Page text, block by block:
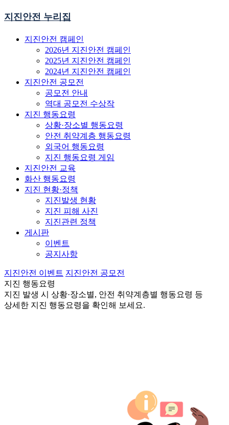
지진안전 누리집
지진안전 캠페인
2026년 지진안전 캠페인
2025년 지진안전 캠페인
2024년 지진안전 캠페인
지진안전 공모전
공모전 안내
역대 공모전 수상작
지진 행동요령
상황·장소별 행동요령
안전 취약계층 행동요령
외국어 행동요령
지진 행동요령 게임
지진안전 교육
화산 행동요령
지진 현황·정책
지진발생 현황
지진 피해 사진
지진관련 정책
게시판
이벤트
공지사항
지진안전 이벤트 지진안전 공모전
지진 행동요령
지진 발생 시 상황·장소별, 안전 취약계층별 행동요령 등
상세한 지진 행동요령을 확인해 보세요.